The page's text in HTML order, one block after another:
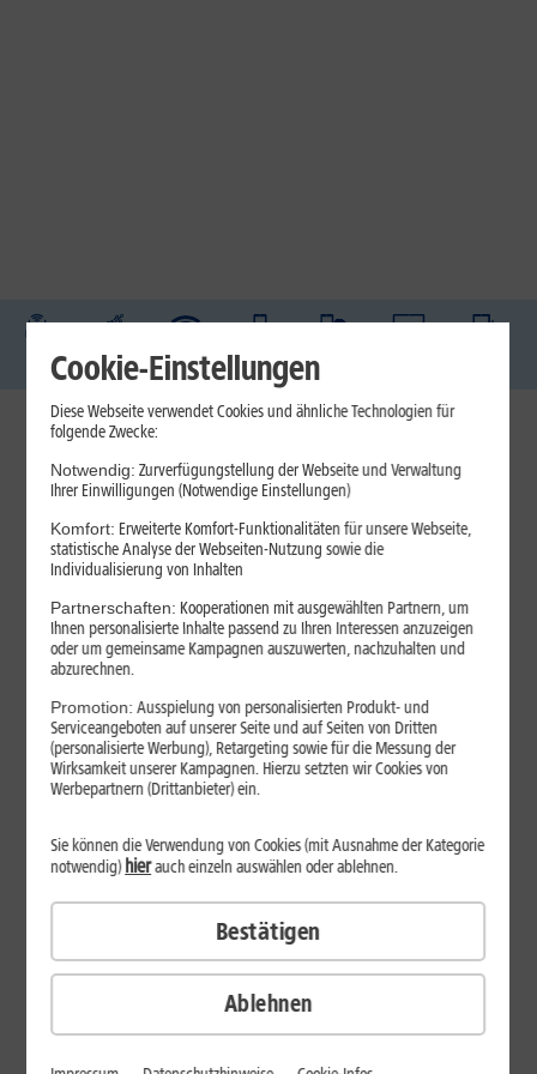
Jetzt unterbrechungsfrei ins sehr gute Netz wechseln.
Ohne doppelte Kosten.*
29,
Verfügbarkeit prüfen
Cookie-Einstellungen
Diese Webseite verwendet Cookies und ähnliche Technologien für
folgende Zwecke:
Notwendig: Zurverfügungstellung der Webseite und Verwaltung
Ihrer Einwilligungen (Notwendige Einstellungen)
Komfort: Erweiterte Komfort-Funktionalitäten für unsere Webseite,
statistische Analyse der Webseiten-Nutzung sowie die
Individualisierung von Inhalten
Partnerschaften: Kooperationen mit ausgewählten Partnern, um
Ihnen personalisierte Inhalte passend zu Ihren Interessen anzuzeigen
oder um gemeinsame Kampagnen auszuwerten, nachzuhalten und
abzurechnen.
Promotion: Ausspielung von personalisierten Produkt- und
Serviceangeboten auf unserer Seite und auf Seiten von Dritten
(personalisierte Werbung), Retargeting sowie für die Messung der
Wirksamkeit unserer Kampagnen. Hierzu setzten wir Cookies von
Werbepartnern (Drittanbieter) ein.
Ablehnen
Sie können die Verwendung von Cookies (mit Ausnahme der Kategorie
notwendig)hierauch einzeln auswählen oder ablehnen.
Bestätigen